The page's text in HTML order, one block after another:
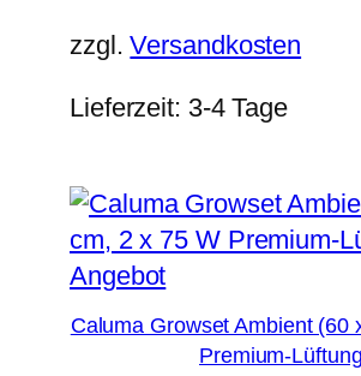
zzgl.Versandkosten
Lieferzeit: 3-4 Tage
AngebotProdukt
Angebot
Caluma Growset Ambient (60
Premium-